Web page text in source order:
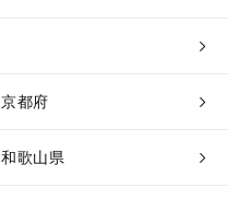
京都府
和歌山県